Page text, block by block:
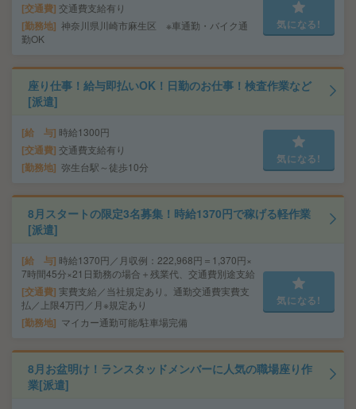
交通費 交通費支給有り
勤務地 神奈川県川崎市麻生区 ※車通勤・バイク通
勤OK
気になる!
座り仕事！給与即払いOK！日勤のお仕事！検査作業など
[派遣]
給 与 時給1300円
交通費 交通費支給有り
勤務地 弥生台駅～徒歩10分
気になる!
8月スタートの限定3名募集！時給1370円で稼げる軽作業
[派遣]
給 与 時給1370円／月収例：222,968円＝1,370円×
7時間45分×21日勤務の場合＋残業代、交通費別途支給
交通費 実費支給／当社規定あり。通勤交通費実費支
払／上限4万円／月※規定あり
勤務地 マイカー通勤可能/駐車場完備
気になる!
8月お盆明け！ランスタッドメンバーに人気の職場座り作
業[派遣]